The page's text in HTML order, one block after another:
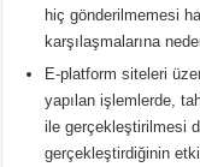
hiç gönderilmemesi
karşılaşmalarına
E-platform siteleri
yapılan işlemlerde,
ile gerçekleştirilmesi
gerçekleştirdiğinin